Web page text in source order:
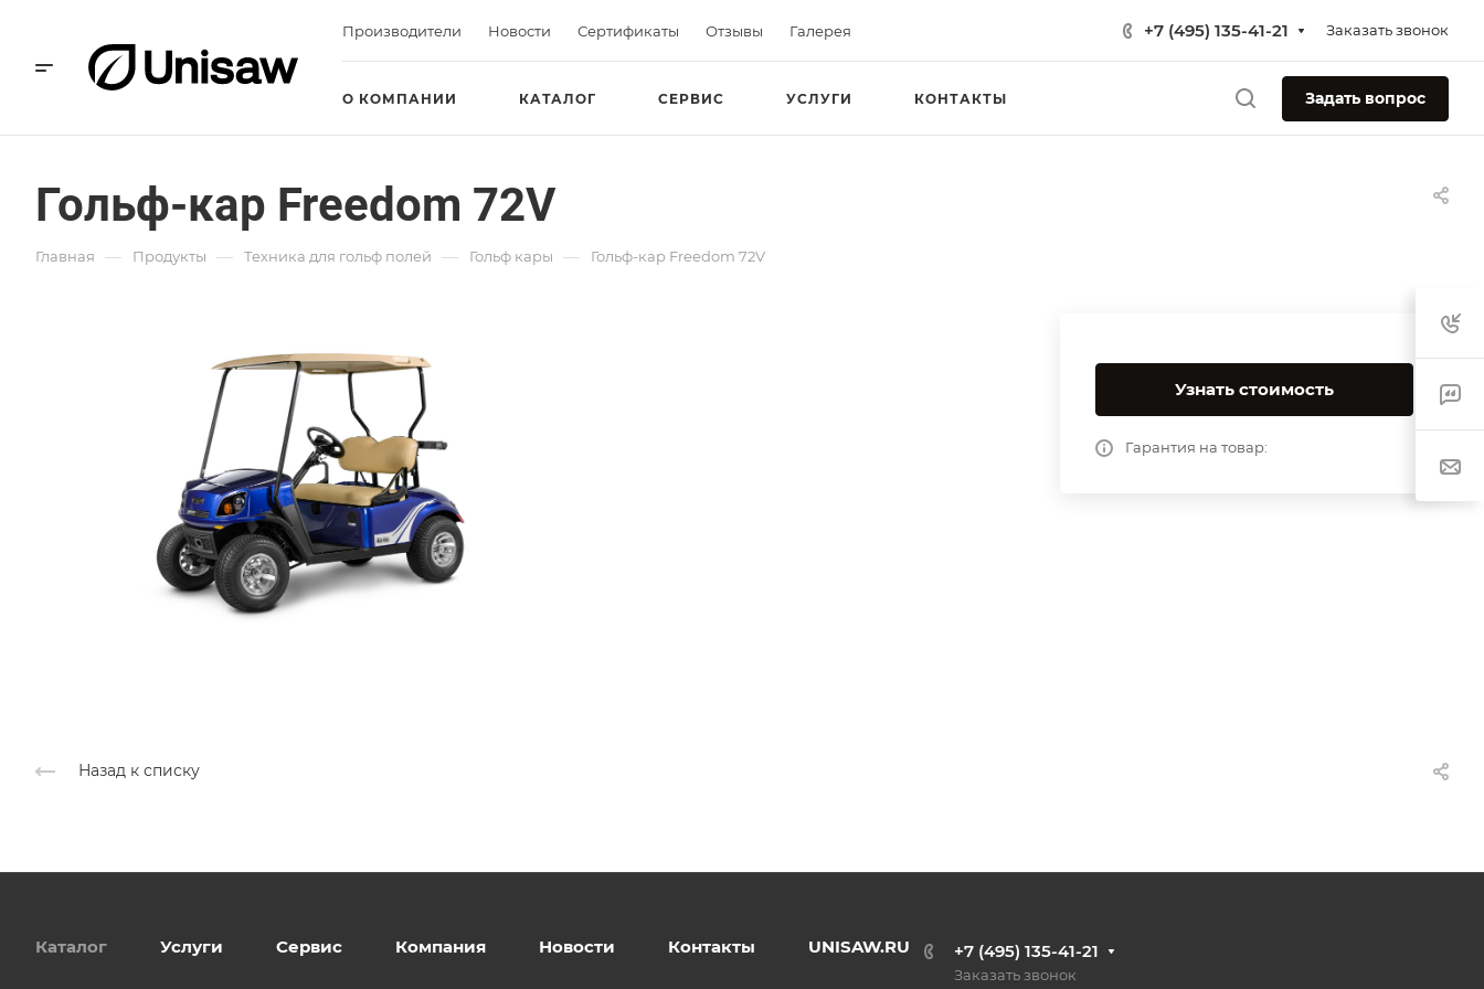
Производители Новости Сертификаты Отзывы Галерея +7 (495) 135-41-21 Заказать звонок
О КОМПАНИИ КАТАЛОГ СЕРВИС УСЛУГИ КОНТАКТЫ Задать вопрос
Гольф-кар Freedom 72V
Главная — Продукты — Техника для гольф полей — Гольф кары — Гольф-кар Freedom 72V
Узнать стоимость
Гарантия на товар:
Назад к списку
Каталог Услуги Сервис Компания Новости Контакты UNISAW.RU +7 (495) 135-41-21
Заказать звонок